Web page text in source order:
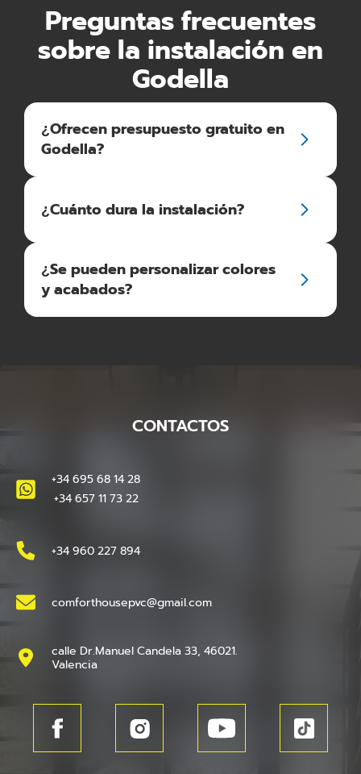
Preguntas frecuentes
sobre la instalación en
Godella
¿Ofrecen presupuesto gratuito en
Godella?
¿Cuánto dura la instalación?
¿Se pueden personalizar colores
y acabados?
CONTACTOS
+34 695 68 14 28
+34 657 11 73 22
+34 960 227 894
comforthousepvc@gmail.com
calle Dr.Manuel Candela 33, 46021.
Valencia